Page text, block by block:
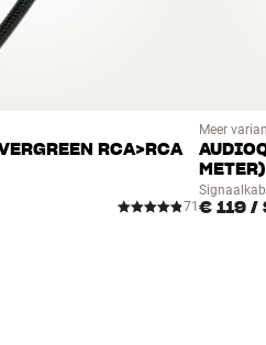
RCA>RCA
71
Meer
METER)
€ 119 /